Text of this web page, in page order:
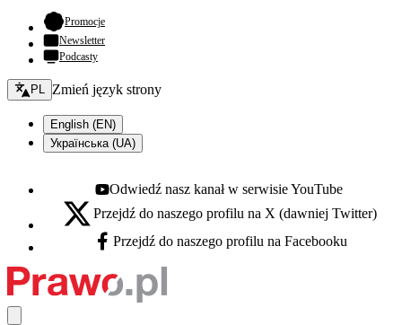
Promocje- otwiera się w nowej karcie
Newsletter
Podcasty
Zmień język - bieżący:
PL Zmień język strony
English (EN)
Українська (UA)
Youtube - otwiera się w nowej karcie
Odwiedź nasz kanał w serwisie YouTube
X - otwiera się w nowej karcie
Przejdź do naszego profilu na X (dawniej Twitter)
Facebook - otwiera się w nowej karcie
Przejdź do naszego profilu na Facebooku